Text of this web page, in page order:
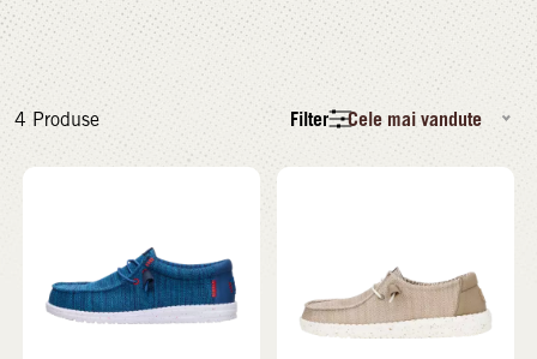
4 Produse Filter Cele mai vandute